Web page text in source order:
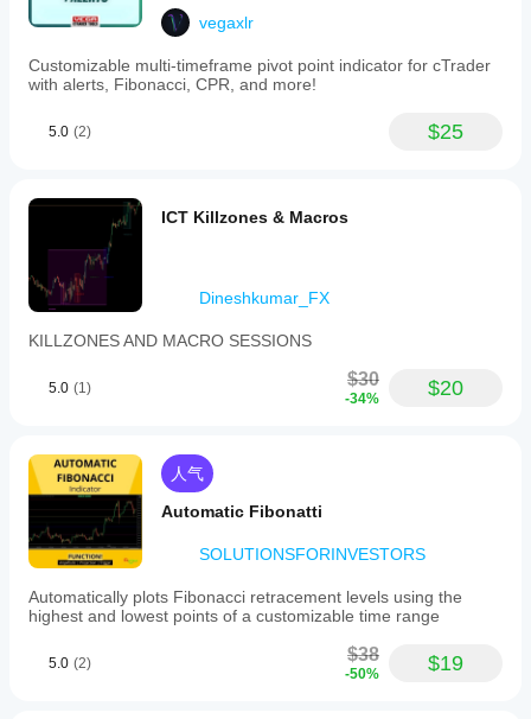
vegaxlr
Customizable multi-timeframe pivot point indicator for cTrader
with alerts, Fibonacci, CPR, and more!
5.0 (2) $25
ICT Killzones & Macros
Dineshkumar_FX
KILLZONES AND MACRO SESSIONS
5.0 (1) $30
-34% $20
人气
Automatic Fibonatti
SOLUTIONSFORINVESTORS
Automatically plots Fibonacci retracement levels using the
highest and lowest points of a customizable time range
5.0 (2) $38
-50% $19